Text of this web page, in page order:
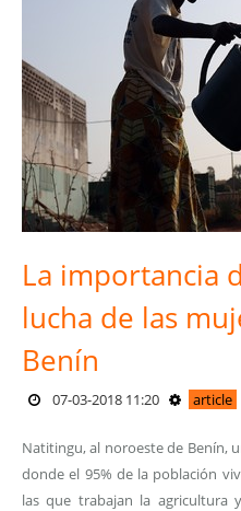
La importancia
lucha de las
Benín
07-03-2018 11:20 article
Natitingu, al noroeste de Benín,
donde el 95% de la población
las que trabajan la agricultura